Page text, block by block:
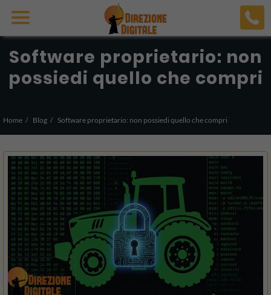
Software proprietario: non
possiedi quello che compri
Home Blog Software proprietario: non possiedi quello che compri